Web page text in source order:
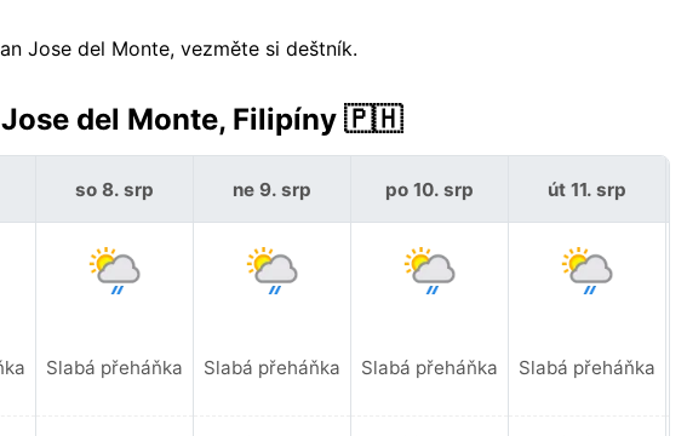
Jose del Monte, vezměte si deštník.
del Monte, Filipíny 🇵🇭
so 8. srp
Slabá přeháňka
ne 9. srp
Slabá přeháňka
po 10. srp
Slabá přeháňka
út 11. srp
Slabá přeháňka